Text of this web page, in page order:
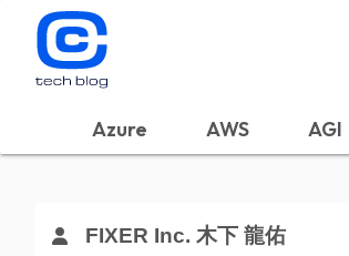
Azure AWS AGI
FIXER Inc. 木下 龍佑